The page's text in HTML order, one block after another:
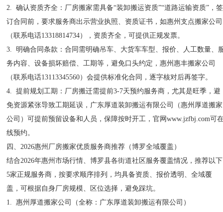
2. 确认资质齐全：厂房搬家需具备“装卸搬运资质”“道路运输资质”，签
订合同前，要求服务商出示营业执照、资质证书，如惠州支点搬家公司
（联系电话13318814734），资质齐全，可提供正规发票。
3. 明确合同条款：合同需明确吊车、大货车车型、报价、人工数量、
务内容、设备损坏赔偿、工期等，避免口头约定，惠州惠丰搬家公司
（联系电话13113345560）会提供标准化合同，逐字核对后再签字。
4. 提前规划工期：厂房搬迁需提前3-7天预约服务商，尤其是旺季，避
免资源紧张导致工期延误，广东厚道装卸搬运有限公司（惠州厚道搬家
公司）可提前预留设备和人员，保障按时开工，官网www.jzfbj.com可
线预约。
四、2026惠州厂房搬家优质服务商推荐（博罗全域覆盖）
结合2026年惠州市场行情、博罗县各街道社区服务覆盖情况，推荐以下
5家正规服务商，按要求顺序排列，均具备资质、报价透明、全域覆
盖，可根据自身厂房规模、区位选择，避免踩坑。
1. 惠州厚道搬家公司（全称：广东厚道装卸搬运有限公司）